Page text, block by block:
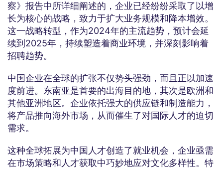
察》报告中所详细阐述的，企业已经纷纷采取了以增
长为核心的战略，致力于扩大业务规模和降本增效。
这一战略转型，作为2024年的主流趋势，预计会延
续到2025年，持续塑造着商业环境，并深刻影响着
招聘趋势。
中国企业在全球的扩张不仅势头强劲，而且正以加速
度前进。东南亚是首要的出海目的地，其次是欧洲和
其他亚洲地区。企业依托强大的供应链和制造能力，
将产品推向海外市场，从而催生了对国际人才的迫切
需求。
这种全球拓展为中国人才创造了就业机会，企业亟需
在市场策略和人才获取中巧妙地应对文化多样性。特